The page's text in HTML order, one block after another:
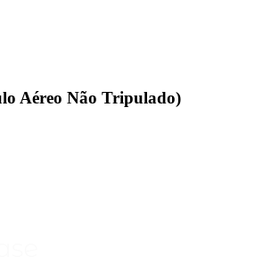
Aéreo Não Tripulado)